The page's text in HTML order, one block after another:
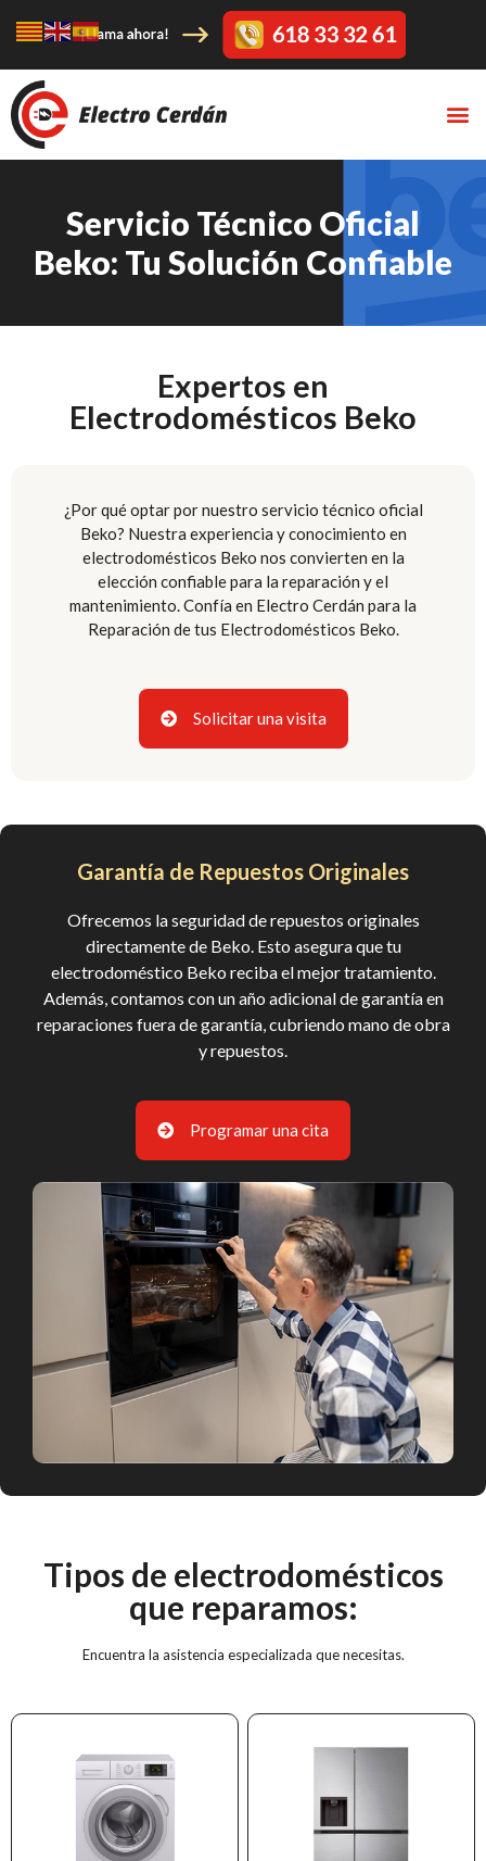
Servicio Técnico Oficial
Beko: Tu Solución Confiable
Expertos en
Electrodomésticos Beko
¿Por qué optar por nuestro servicio técnico oficial
Beko? Nuestra experiencia y conocimiento en
electrodomésticos Beko nos convierten en la
elección confiable para la reparación y el
mantenimiento. Confía en Electro Cerdán para la
Reparación de tus Electrodomésticos Beko.
Solicitar una visita
Garantía de Repuestos Originales
Ofrecemos la seguridad de repuestos originales
directamente de Beko. Esto asegura que tu
electrodoméstico Beko reciba el mejor tratamiento.
Además, contamos con un año adicional de garantía en
reparaciones fuera de garantía, cubriendo mano de obra
y repuestos.
Programar una cita
Tipos de electrodomésticos
que reparamos:
Encuentra la asistencia especializada que necesitas.